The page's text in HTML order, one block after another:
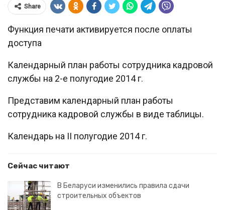
Share
Функция печати активируется после оплаты
доступа
Календарный план работы сотрудника кадровой
службы на 2-е полугодие 2014 г.
Представим календарный план работы
сотрудника кадровой службы в виде таблицы.
Календарь на II полугодие 2014 г.
Сейчас читают
В Беларуси изменились правила сдачи
строительных объектов